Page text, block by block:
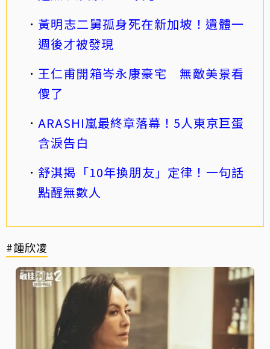
黃明志二舅孤身死在新加坡！遺體一
週後才被發現
王仁甫開箱岑永康豪宅 無敵美景看
傻了
ARASHI嵐最終章落幕！5人東京巨蛋
含淚告白
舒淇揭「10年換朋友」定律！一句話
點醒無數人
#鍾欣凌